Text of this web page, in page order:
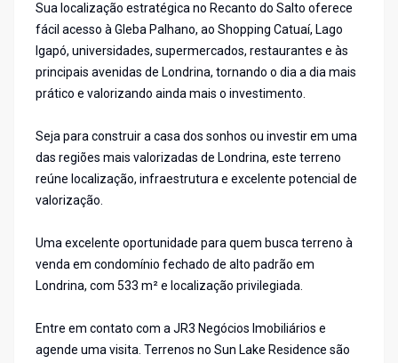
Sua localização estratégica no Recanto do Salto oferece
fácil acesso à Gleba Palhano, ao Shopping Catuaí, Lago
Igapó, universidades, supermercados, restaurantes e às
principais avenidas de Londrina, tornando o dia a dia mais
prático e valorizando ainda mais o investimento.
Seja para construir a casa dos sonhos ou investir em uma
das regiões mais valorizadas de Londrina, este terreno
reúne localização, infraestrutura e excelente potencial de
valorização.
Uma excelente oportunidade para quem busca terreno à
venda em condomínio fechado de alto padrão em
Londrina, com 533 m² e localização privilegiada.
Entre em contato com a JR3 Negócios Imobiliários e
agende uma visita. Terrenos no Sun Lake Residence são